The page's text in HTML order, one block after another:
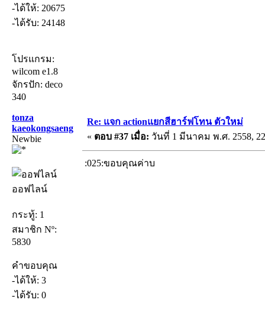
-ได้ให้: 20675
-ได้รับ: 24148
โปรแกรม:
wilcom e1.8
จักรปัก: deco
340
tonza
kaeokongsaeng
Newbie
ออฟไลน์
กระทู้: 1
สมาชิก Nº:
5830
คำขอบคุณ
-ได้ให้: 3
-ได้รับ: 0
Re: แจก actionแยกสีฮาร์ฟโทน ตัวใหม่
« ตอบ #37 เมื่อ: วันที่ 1 มีนาคม พ.ศ. 2558,
:025:ขอบคุณค่าบ